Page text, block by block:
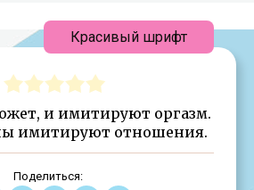
и имитируют оргазм.
имитируют отношения.
Поделиться:
Красивый шрифт